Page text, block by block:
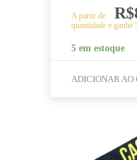
A partir de R$
quantidade e
5 em estoque
ADICIONAR AO